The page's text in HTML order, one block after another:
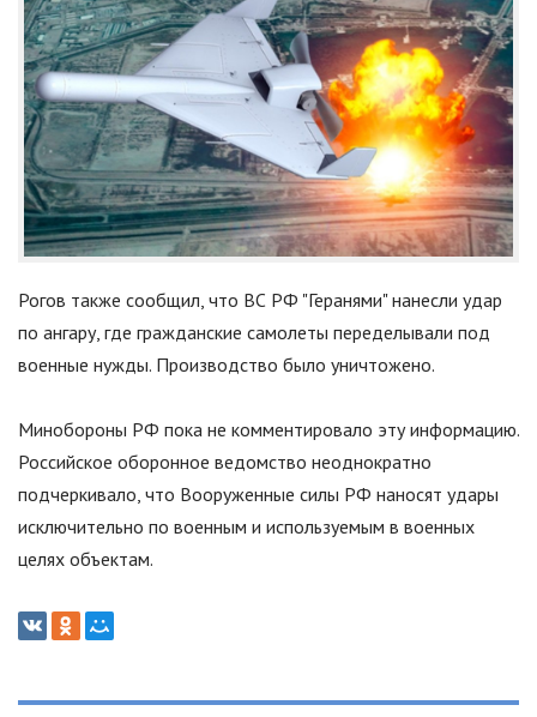
Рогов также сообщил, что ВС РФ "Геранями"нанесли удар
по ангару, где гражданские самолеты переделывали под
военные нужды. Производство было уничтожено.
Минобороны РФ пока не комментировало эту информацию.
Российское оборонное ведомство неоднократно
подчеркивало, что Вооруженные силы РФ наносят удары
исключительно по военным и используемым в военных
целях объектам.